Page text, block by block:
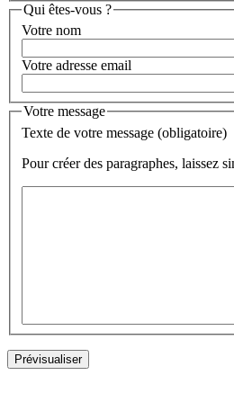
Qui êtes-vous ?
Votre nom
Votre adresse email
Votre message
Texte de votre message (obligatoire)
Pour créer des paragraphes, laissez